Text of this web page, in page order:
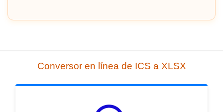
Conversor en línea de ICS a XLSX